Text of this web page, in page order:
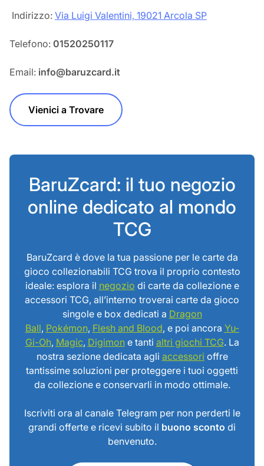
‎‎ Indirizzo: Via Luigi Valentini, 19021 Arcola SP
Telefono: 01520250117
Email: info@baruzcard.it
Vienici a Trovare
BaruZcard: il tuo negozio
online dedicato al mondo
TCG
BaruZcard è dove la tua passione per le carte da
gioco collezionabili TCG trova il proprio contesto
ideale: esplora il negozio di carte da collezione e
accessori TCG, all’interno troverai carte da gioco
singole e box dedicati a Dragon
Ball, Pokémon, Flesh and Blood, e poi ancora Yu-
Gi-Oh, Magic, Digimone tanti altri giochi TCG. La
nostra sezione dedicata agli accessori offre
tantissime soluzioni per proteggere i tuoi oggetti
da collezione e conservarli in modo ottimale.
Iscriviti ora al canale Telegram per non perderti le
grandi offerte e ricevi subito il buono sconto di
benvenuto.